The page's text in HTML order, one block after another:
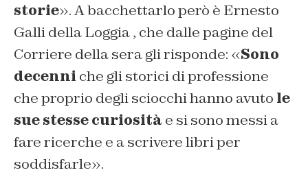
storie». A bacchettarlo però è Ernesto
Galli della Loggia , che dalle pagine del
Corriere della sera gli risponde: «Sono
decenni che gli storici di professione
che proprio degli sciocchi hanno avuto le
sue stesse curiosità e si sono messi a
fare ricerche e a scrivere libri per
soddisfarle».